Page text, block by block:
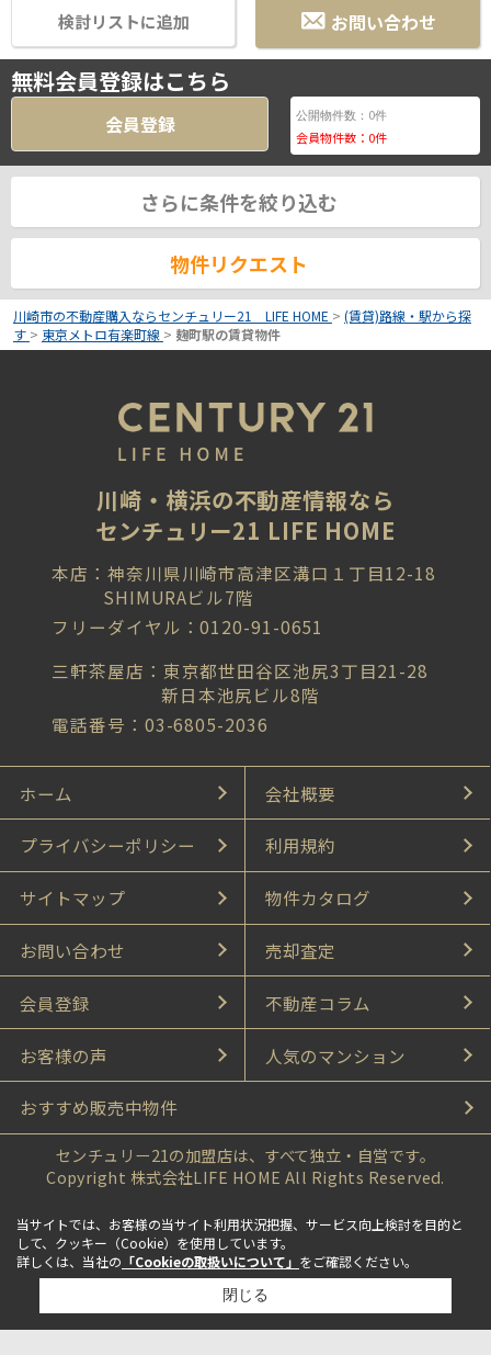
お問い合わせ
検討リストに追加
無料会員登録はこちら
会員登録 公開物件数： 0件
会員物件数： 0件
さらに条件を絞り込む
物件リクエスト
川崎市の不動産購入ならセンチュリー21 LIFE HOME > (賃貸)路線・駅から探
す > 東京メトロ有楽町線 > 麹町駅の賃貸物件
川崎・横浜の不動産情報なら
センチュリー21 LIFE HOME
本店：神奈川県川崎市高津区溝口１丁目12-18
SHIMURAビル7階
フリーダイヤル：0120-91-0651
三軒茶屋店：東京都世田谷区池尻3丁目21-28
新日本池尻ビル8階
電話番号：03-6805-2036
ホーム 会社概要
プライバシーポリシー 利用規約
サイトマップ 物件カタログ
お問い合わせ 売却査定
会員登録 不動産コラム
お客様の声 人気のマンション
おすすめ販売中物件
センチュリー21の加盟店は、すべて独立・自営です。
Copyright 株式会社LIFE HOME All Rights Reserved.
当サイトでは、お客様の当サイト利用状況把握、サービス向上検討を目的と
して、クッキー（Cookie）を使用しています。
詳しくは、当社の 「Cookieの取扱いについて」 をご確認ください。
閉じる